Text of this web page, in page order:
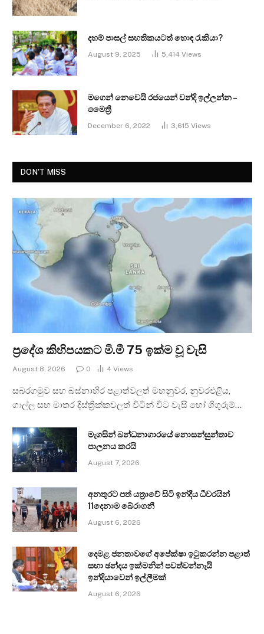
දහම් පාසල් සහතිකයටත් හොඳ රැකියා?
August 9, 2025 5,414 Views
මගෙන් නෙවෙයි රජයෙන් වන්දි ඉල්ලන්න –
මෛත්‍රී
December 6, 2022 3,615 Views
DON'T MISS
ප්‍රදේශ කිහිපයකට මි.මී 75 ඉක්ම වූ වැසි
August 8, 2026 0 4 Views
සබරගමුව සහ බස්නාහිර පළාත්වලත් මහනුවර, නුවරඑළිය,
ගාල්ල සහ මාතර දිස්ත්‍රික්කවලත් විටින් විට වැසි හෝ ගිගුරුම්…
මැගසින් බන්ධනාගාරයේ නොසන්සුන්තාව
පාලනය කරයි
August 7, 2026
අනතුරට පත් යත්‍රාවේ සිටි ඉන්දීය ධීවරයින්
11දෙනාම බේරාගනී
August 6, 2026
දෙමළ ජනතාවගේ අපේක්ෂා ඉටුකරන්න පළාත්
සභා ඡන්දය ඉක්මනින් පවත්වන්නැයි
ඉන්දියාවෙන් ඉල්ලීමක්
August 6, 2026